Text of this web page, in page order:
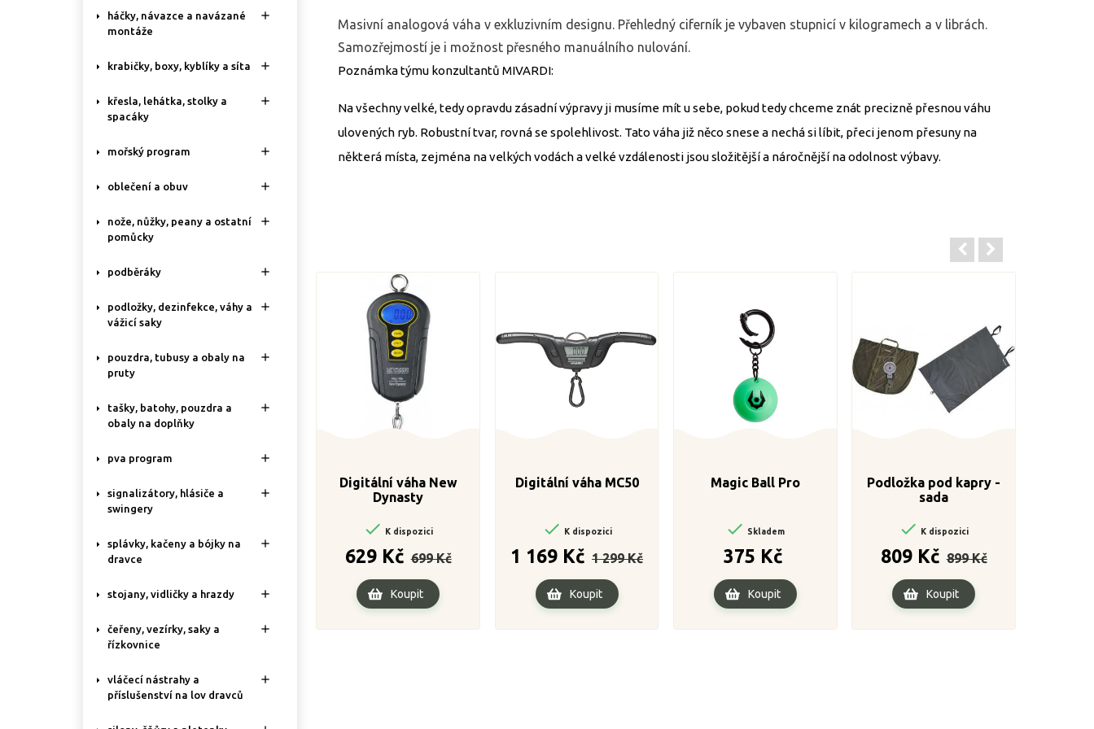
háčky, návazce a navázané
montáže

krabičky, boxy, kyblíky a síta 
křesla, lehátka, stolky a
spacáky

mořský program 
oblečení a obuv 
nože, nůžky, peany a ostatní
pomůcky

podběráky 
podložky, dezinfekce, váhy a
vážicí saky

pouzdra, tubusy a obaly na
pruty

tašky, batohy, pouzdra a
obaly na doplňky

pva program 
signalizátory, hlásiče a
swingery

splávky, kačeny a bójky na
dravce

stojany, vidličky a hrazdy 
čeřeny, vezírky, saky a
řízkovnice

vláčecí nástrahy a
příslušenství na lov dravců

Masivní analogová váha v exkluzivním designu. Přehledný ciferník je vybaven stupnicí v kilogramech a v librách.
Samozřejmostí je i možnost přesného manuálního nulování.
Poznámka týmu konzultantů MIVARDI:
Na všechny velké, tedy opravdu zásadní výpravy ji musíme mít u sebe, pokud tedy chceme znát precizně přesnou váhu
ulovených ryb. Robustní tvar, rovná se spolehlivost. Tato váha již něco snese a nechá si líbit, přeci jenom přesuny na
některá místa, zejména na velkých vodách a velké vzdálenosti jsou složitější a náročnější na odolnost výbavy.
Digitální váha New
Dynasty
 K dispozici
629 Kč cena
699 Kč
Koupit
Digitální váha MC50
 K dispozici
1 169 Kč
cena
1 299 Kč
Koupit
Magic Ball Pro
 Skladem
375 Kč
Koupit
Podložka pod kapry -
sada
 K dispozici
809 Kč cena
899 Kč
Koupit